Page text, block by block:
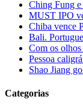
Ching Fung
MUST IPO
Chiba vence
Bali.
Com os
Pessoa
Shao Jiang
Categorias